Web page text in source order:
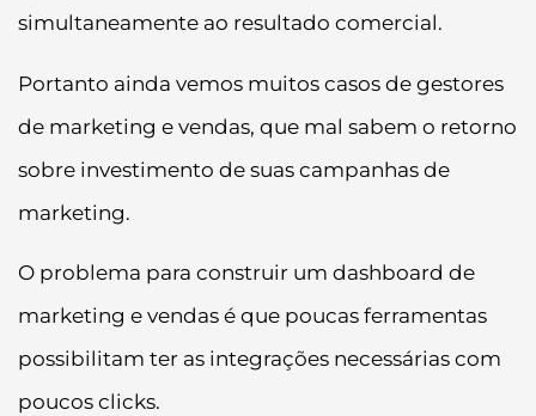
simultaneamente ao resultado comercial.
Portanto ainda vemos muitos casos de gestores
de marketing e vendas, que mal sabem o retorno
sobre investimento de suas campanhas de
marketing.
O problema para construir um dashboard de
marketing e vendas é que poucas ferramentas
possibilitam ter as integrações necessárias com
poucos clicks.